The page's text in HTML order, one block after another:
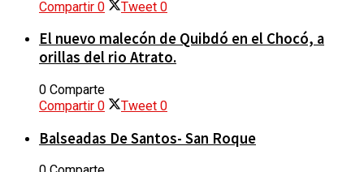
CALIDAD DE VIDA
CULTURA Y DIVERSIDAD
ANALISIS Y OPINIÓN
Ver todos los resultados
Compartir 0 Tweet 0
El nuevo malecón de Quibdó en el Chocó, a
orillas del rio Atrato.
0 Comparte
Compartir 0 Tweet 0
Balseadas De Santos- San Roque